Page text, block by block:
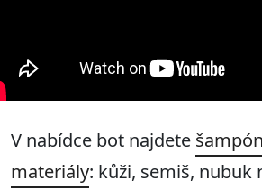
V nabídce bot najdete
materiály: kůži, semiš, nubuk